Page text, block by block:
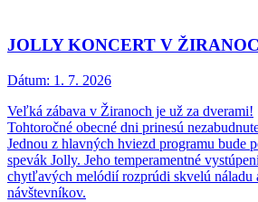
JOLLY KONCERT V
Dátum: 1. 7. 2026
Veľká zábava v Žiranoch je už za dverami!
Tohtoročné obecné dni prinesú
Jednou z hlavných hviezd programu bude
spevák Jolly. Jeho temperamentné
chytľavých melódií rozprúdi skvelú náladu
návštevníkov.